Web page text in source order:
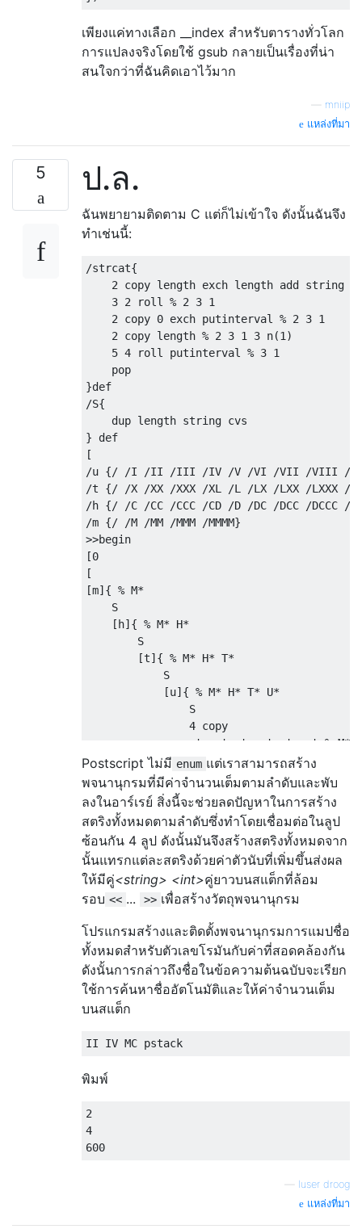
เพียงแค่ทางเลือก __index สำหรับตารางทั่วโลก
การแปลงจริงโดยใช้ gsub กลายเป็นเรื่องที่น่า
สนใจกว่าที่ฉันคิดเอาไว้มาก
mniip
แหล่งที่มา
5 ป.ล.
ฉันพยายามติดตาม C แต่ก็ไม่เข้าใจ ดังนั้นฉันจึง
ทำเช่นนี้:
/strcat{
2 copy length exch length add string
    3 2 roll % 2 3 1
    2 copy 0 exch putinterval % 2 3 1
    2 copy length % 2 3 1 3 n(1)
    5 4 roll putinterval % 3 1
    pop
}def
/S{
    dup length string cvs
} def
[
/u {/ /I /II /III /IV /V /VI /VII /VIII /
/t {/ /X /XX /XXX /XL /L /LX /LXX /LXXX /
/h {/ /C /CC /CCC /CD /D /DC /DCC /DCCC /
/m {/ /M /MM /MMM /MMMM}
>>begin
[0
[
[m]{ % M*
    S
    [h]{ % M* H*
        S
        [t]{ % M* H* T*
            S
            [u]{ % M* H* T* U*
                S
                4 copy
strcat strcat strcat % M*
5 1 roll % M*H*T*U* M* H*
                pop % (M*H*T*U*)* M* H* T*
            }forall
            pop % (M*H*T*U*)** M* H*
        }forall
        pop % (M*H*T*U*)*** M*
    }forall
    pop % (M*H*T*U*)****
}forall
Postscript ไม่มี enum แต่เราสามารถสร้าง
พจนานุกรมที่มีค่าจำนวนเต็มตามลำดับและพับ
ลงในอาร์เรย์ สิ่งนี้จะช่วยลดปัญหาในการสร้าง
สตริงทั้งหมดตามลำดับซึ่งทำโดยเชื่อมต่อในลูป
ซ้อนกัน 4 ลูป ดังนั้นมันจึงสร้างสตริงทั้งหมดจาก
นั้นแทรกแต่ละสตริงด้วยค่าตัวนับที่เพิ่มขึ้นส่งผล
ให้มีคู่<string> <int>คู่ยาวบนสแต็กที่ล้อม
รอบ << ... >> เพื่อสร้างวัตถุพจนานุกรม
โปรแกรมสร้างและติดตั้งพจนานุกรมการแมปชื่อ
ทั้งหมดสำหรับตัวเลขโรมันกับค่าที่สอดคล้องกัน
ดังนั้นการกล่าวถึงชื่อในข้อความต้นฉบับจะเรียก
ใช้การค้นหาชื่ออัตโนมัติและให้ค่าจำนวนเต็ม
บนสแต็ก
พิมพ์
2
4
luser droog
แหล่งที่มา